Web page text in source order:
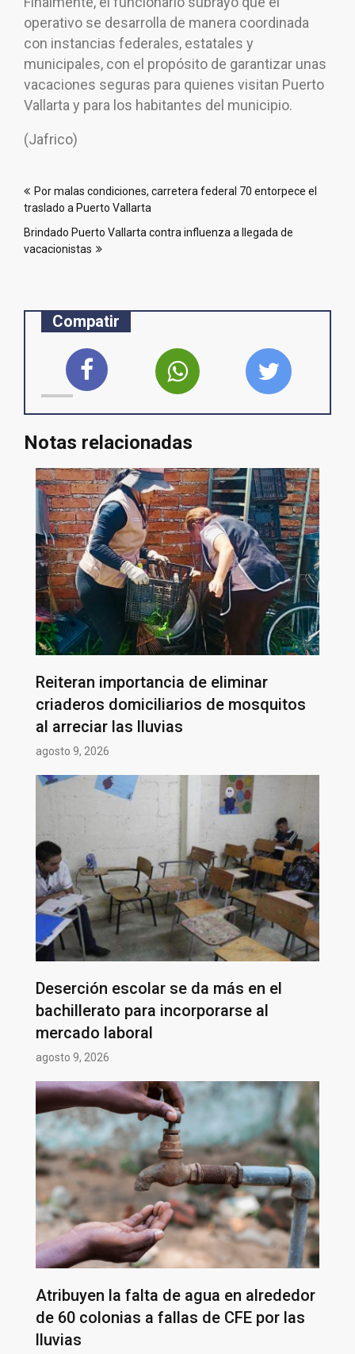
operativo se desarrolla de manera coordinada
con instancias federales, estatales y
municipales, con el propósito de garantizar unas
vacaciones seguras para quienes visitan Puerto
Vallarta y para los habitantes del municipio.
(Jafrico)
de
entradas
Por malas condiciones, carretera federal 70 entorpece el
traslado a Puerto Vallarta
Brindado Puerto Vallarta contra influenza a llegada de
vacacionistas
Compatir
Notas relacionadas
Reiteran importancia de eliminar
criaderos domiciliarios de mosquitos
al arreciar las lluvias
agosto 9, 2026
Deserción escolar se da más en el
bachillerato para incorporarse al
mercado laboral
agosto 9, 2026
Atribuyen la falta de agua en alrededor
de 60 colonias a fallas de CFE por las
lluvias